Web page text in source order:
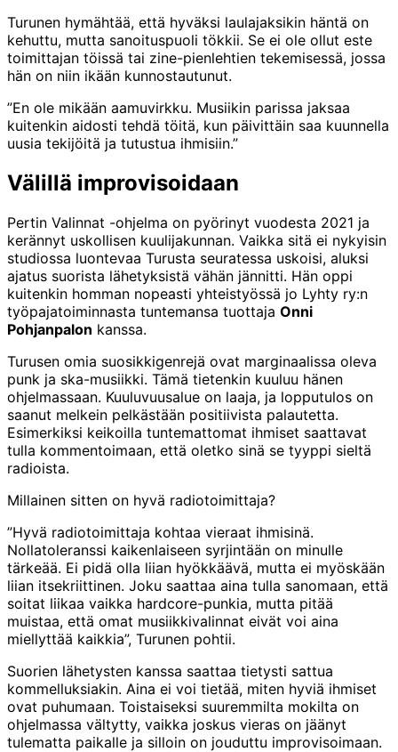
Turunen hymähtää, että hyväksi laulajaksikin häntä on
kehuttu, mutta sanoituspuoli tökkii. Se ei ole ollut este
toimittajan töissä tai zine-pienlehtien tekemisessä, jossa
hän on niin ikään kunnostautunut.
”En ole mikään aamuvirkku. Musiikin parissa jaksaa
kuitenkin aidosti tehdä töitä, kun päivittäin saa kuunnella
uusia tekijöitä ja tutustua ihmisiin.”
Välillä improvisoidaan
Pertin Valinnat -ohjelma on pyörinyt vuodesta 2021 ja
kerännyt uskollisen kuulijakunnan. Vaikka sitä ei nykyisin
studiossa luontevaa Turusta seuratessa uskoisi, aluksi
ajatus suorista lähetyksistä vähän jännitti. Hän oppi
kuitenkin homman nopeasti yhteistyössä jo Lyhty ry:n
työpajatoiminnasta tuntemansa tuottaja Onni
Pohjanpalon kanssa.
Turusen omia suosikkigenrejä ovat marginaalissa oleva
punk ja ska-musiikki. Tämä tietenkin kuuluu hänen
ohjelmassaan. Kuuluvuusalue on laaja, ja lopputulos on
saanut melkein pelkästään positiivista palautetta.
Esimerkiksi keikoilla tuntemattomat ihmiset saattavat
tulla kommentoimaan, että oletko sinä se tyyppi sieltä
radioista.
Millainen sitten on hyvä radiotoimittaja?
”Hyvä radiotoimittaja kohtaa vieraat ihmisinä.
Nollatoleranssi kaikenlaiseen syrjintään on minulle
tärkeää. Ei pidä olla liian hyökkäävä, mutta ei myöskään
liian itsekriittinen. Joku saattaa aina tulla sanomaan, että
soitat liikaa vaikka hardcore-punkia, mutta pitää
muistaa, että omat musiikkivalinnat eivät voi aina
miellyttää kaikkia”, Turunen pohtii.
Suorien lähetysten kanssa saattaa tietysti sattua
kommelluksiakin. Aina ei voi tietää, miten hyviä ihmiset
ovat puhumaan. Toistaiseksi suuremmilta mokilta on
ohjelmassa vältytty, vaikka joskus vieras on jäänyt
tulematta paikalle ja silloin on jouduttu improvisoimaan.